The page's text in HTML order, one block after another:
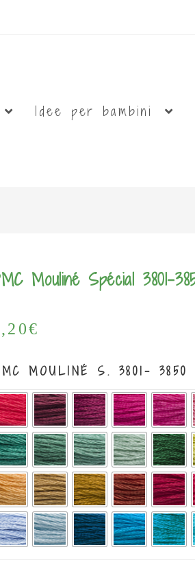
Idee per bambini
Mouliné Spécial 3801-
€
MOULINÉ S. 3801- 3850